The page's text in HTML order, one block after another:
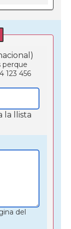
perque
123 456
del